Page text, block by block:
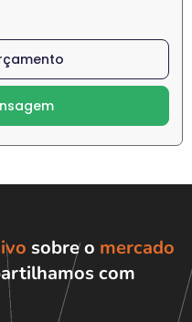
sobre o mercado
com